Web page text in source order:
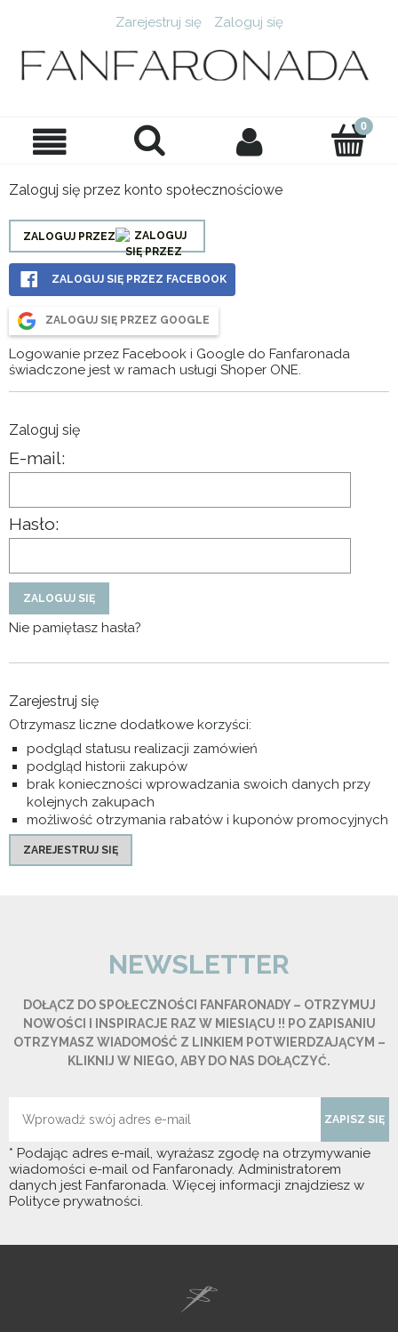
Zarejestruj się Zaloguj się
Zaloguj się przez konto społecznościowe
ZALOGUJ PRZEZ
ZALOGUJ SIĘ PRZEZ FACEBOOK
ZALOGUJ SIĘ PRZEZ GOOGLE
Logowanie przez Facebook i Google do Fanfaronada
świadczone jest w ramach usługi Shoper ONE.
Zaloguj się
E-mail:
Hasło:
ZALOGUJ SIĘ
Nie pamiętasz hasła?
Zarejestruj się
Otrzymasz liczne dodatkowe korzyści:
podgląd statusu realizacji zamówień
podgląd historii zakupów
brak konieczności wprowadzania swoich danych przy
kolejnych zakupach
możliwość otrzymania rabatów i kuponów promocyjnych
ZAREJESTRUJ SIĘ
NEWSLETTER
DOŁĄCZ DO SPOŁECZNOŚCI FANFARONADY – OTRZYMUJ
NOWOŚCI I INSPIRACJE RAZ W MIESIĄCU !! PO ZAPISANIU
OTRZYMASZ WIADOMOŚĆ Z LINKIEM POTWIERDZAJĄCYM –
KLIKNIJ W NIEGO, ABY DO NAS DOŁĄCZYĆ.
ZAPISZ SIĘ
* Podając adres e-mail, wyrażasz zgodę na otrzymywanie
wiadomości e-mail od Fanfaronady. Administratorem
danych jest Fanfaronada. Więcej informacji znajdziesz w
Polityce prywatności.